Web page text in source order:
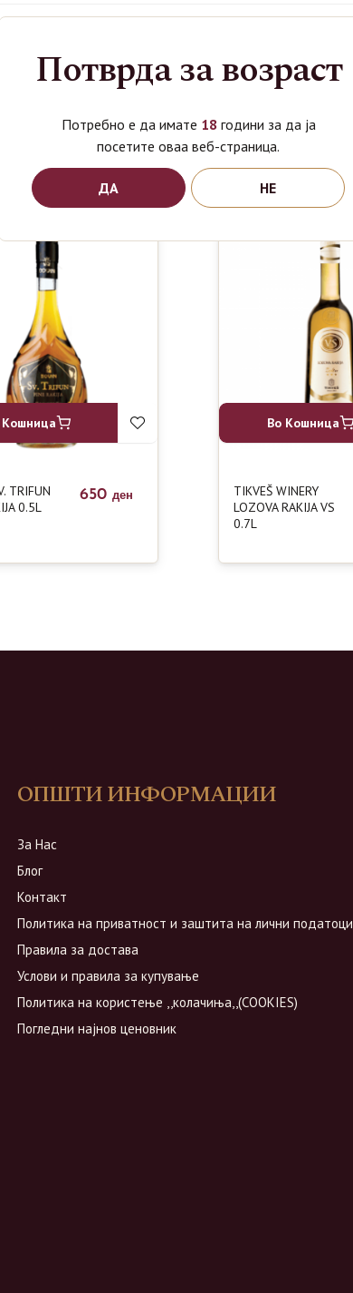
Поврзани производи
Кошница
TRIFUN
0.5L
650 ден
Во Кошница
TIKVEŠ WINERY
LOZOVA RAKIJA VS
0.7L
ОПШТИ ИНФОРМАЦИИ
За Нас
Блог
Контакт
Политика на приватност и заштита на лични податоци
Правила за достава
Услови и правила за купување
Политика на користење ,,колачиња,,(COOKIES)
Погледни најнов ценовник
Потврда за возраст
Потребно е да имате 18 години за да ја
посетите оваа веб-страница.
ДА НЕ